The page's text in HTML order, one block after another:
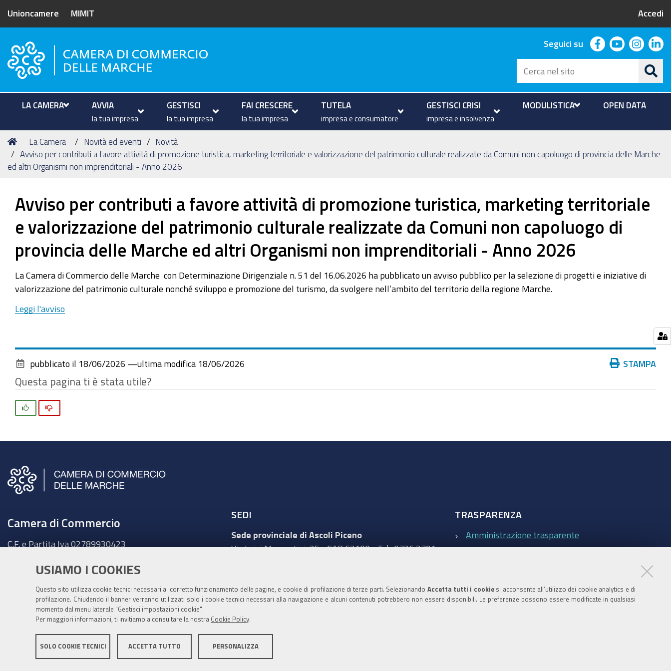
USIAMO I COOKIES
Questo sito utilizza cookie tecnici necessari al corretto funzionamento delle pagine, e cookie di profilazione di terze parti. Selezionando Accetta tutti i cookiesi acconsente all’utilizzo dei cookie analytics e di
profilazione. Chiudendo il banner verranno utilizzati solo i cookie tecnici necessari alla navigazione e alcuni contenuti potrebbero non essere disponibili. Le preferenze possono essere modificate in qualsiasi
momento dal menu laterale "Gestisci impostazioni cookie".
Per maggiori informazioni, ti invitiamo a consultare la nostra Cookie Policy
SOLO COOKIE TECNICI ACCETTA TUTTO PERSONALIZZA
Unioncamere MIMIT Accedi
Camera di Commercio delle Marche
Seguici su facebookyoutube
Cerca
nel
sito
LA CAMERA AVVIA
la tua impresa
GESTISCI
la tua impresa
FAI CRESCERE
la tua impresa
TUTELA
impresa e consumatore
GESTISCI CRISI
impresa e insolvenza
MODULISTICA OPEN DATA
Tu
sei
qui:
Home
La Camera Novità ed eventi
Novità
Avviso per contributi a favore attività di promozione turistica, marketing territoriale e valorizzazione del patrimonio culturale realizzate da Comuni non capoluogo di provincia delle Marche
ed altri Organismi non imprenditoriali - Anno 2026
Avviso per contributi a favore attività di promozione turistica, marketing territoriale
e valorizzazione del patrimonio culturale realizzate da Comuni non capoluogo di
provincia delle Marche ed altri Organismi non imprenditoriali - Anno 2026
La Camera di Commercio delle Marche con Determinazione Dirigenziale n. 51 del 16.06.2026 ha pubblicato un avviso pubblico per la selezione di progetti e iniziative di
valorizzazione del patrimonio culturale nonché sviluppo e promozione del turismo, da svolgere nell’ambito del territorio della regione Marche.
Leggi l'avviso
Azioni
documento
STAMPA
pubblicato il 18/06/2026 —ultima modifica 18/06/2026
Questa pagina ti è stata utile?
Camera di Commercio
C.F. e Partita Iva 02789930423
Ancona - Largo XXIV Maggio, 1 - CAP 60123
Fatt. elettronica - Cod. univoco:UFKY7Z
cciaa@pec.marche.camcom.it
SEDI
Sede provinciale di Ascoli Piceno
Via Luigi Mercantini, 25 - CAP 63100 - Tel.: 0736 2791
Sede provinciale di Macerata
Via Tommaso Lauri, 7 - CAP 62100 - Tel.: 0733 2511
Sede provinciale di Pesaro Urbino
Corso XI Settembre, 116 - CAP 61121 - Tel.: 0721
TRASPARENZA
Amministrazione trasparente